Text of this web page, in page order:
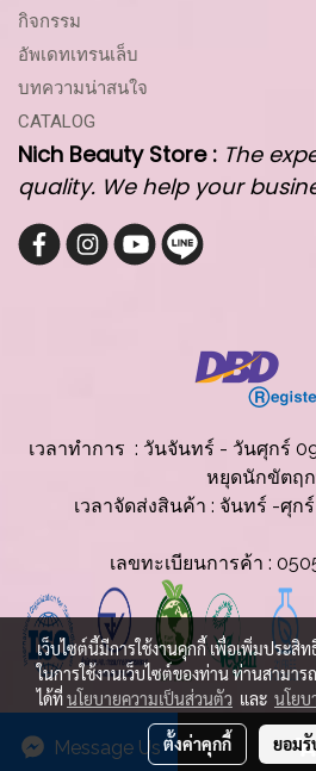
Message Us
กิจกรรม
อัพเดทเทรนเล็บ
บทความน่าสนใจ
CATALOG
Nich Beauty Store : The
quality. We help your
เวลาทำการ : วันจันทร์ - วันศุกร์
หยุดนักขัตฤ
เวลาจัดส่งสินค้า : จันทร์ -ศุก
เลขทะเบียนการค้า :
© Copyright 2025 All
เว็บไซต์นี้มีการใช้งานคุกกี้ เพื่อเพิ่มประ
ในการใช้งานเว็บไซต์ของท่าน ท่านสามาร
ได้ที่นโยบายความเป็นส่วนตัว และ นโยบ
ตั้งค่าคุกกี้ ยอม